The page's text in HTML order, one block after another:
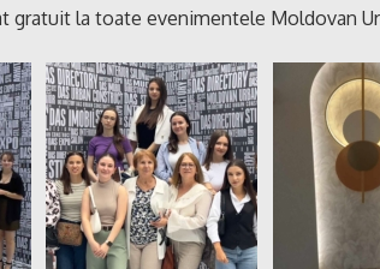
gratuit la toate evenimentele Moldovan